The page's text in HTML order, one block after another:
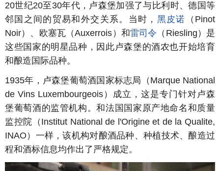
20世纪20至30年代，卢森堡加强了与比利时、德国等
邻国之间的贸易和外交关系。当时， 黑皮诺 （Pinot
Noir）、欧塞瓦（Auxerrois ）和雷司令 （Riesling）是
这些国家的明星品种，因此卢森堡的酒农也开始培育
和酿造国际品种。
1935年，卢森堡葡萄酒国家标志局（Marque National
de Vins Luxembourgeois）成立，这是专门针对卢森
堡葡萄酒的监管机构。和法国国家原产地命名和质量
监控院（Institut National de l'Origine et de la Qualite,
INAO）一样，该机构对酿酒品种、种植技术、酿造过
程和酒标信息均作出了严格规定。